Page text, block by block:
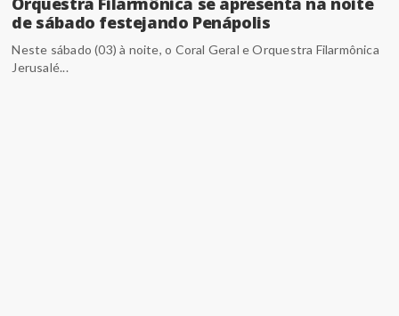
de sábado festejando Penápolis
Neste sábado (03) à noite, o Coral Geral e Orquestra Filarmônica
Jerusalé...